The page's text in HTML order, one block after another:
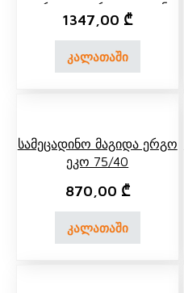
Გვერდითა Ერთ Და Უკანა
Ორი Ორ Იარუსიანი Თარო
1347,00 ₾
კალათაში
Სამეცადინო Მაგიდა Ერგო
Ეკო 75/40
870,00 ₾
კალათაში